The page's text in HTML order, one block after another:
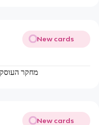
New cards
מחקר
New cards